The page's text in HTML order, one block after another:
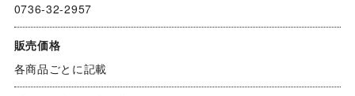
0736-32-2957
販売価格
各商品ごとに記載